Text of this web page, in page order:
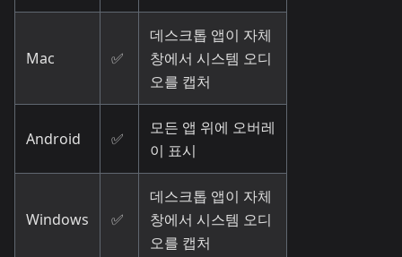
Mac ✅
데스크톱 앱이 자체
창에서 시스템 오디
오를 캡처
Android ✅
모든 앱 위에 오버레
이 표시
Windows ✅
데스크톱 앱이 자체
창에서 시스템 오디
오를 캡처